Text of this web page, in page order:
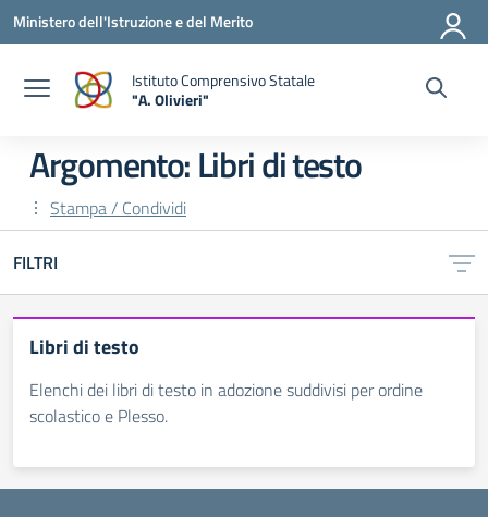
Vai ai contenuti
Vai al menu di navigazione
Vai al footer
Ministero dell'Istruzione e del Merito
Istituto Comprensivo Statale
"A. Olivieri"
Argomento: Libri di testo
Stampa / Condividi
FILTRI
Libri di testo
Elenchi dei libri di testo in adozione suddivisi per ordine
scolastico e Plesso.